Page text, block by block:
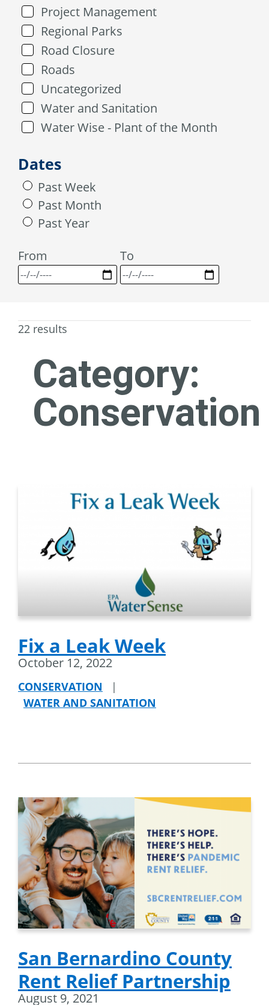
Project Management
Regional Parks
Road Closure
Roads
Uncategorized
Water and Sanitation
Water Wise - Plant of the Month
Dates
Past Week
Past Month
Past Year
From
To
22 results
Category:
Conservation
Fix a Leak Week
October 12, 2022
CONSERVATION
|
WATER AND SANITATION
San Bernardino County
Rent Relief Partnership
August 9, 2021